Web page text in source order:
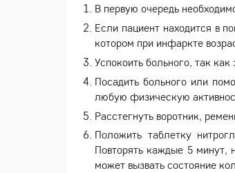
В первую очередь
Если пациент находится в
котором при инфаркте
Успокоить больного, так
Посадить больного или
любую физическую
Расстегнуть воротник,
Положить таблетку
Повторять каждые 5 минут,
может вызвать состояние